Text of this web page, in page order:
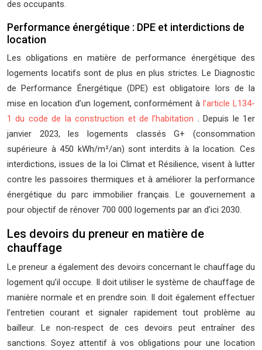
des occupants.
Performance énergétique : DPE et interdictions de
location
Les obligations en matière de performance énergétique des
logements locatifs sont de plus en plus strictes. Le Diagnostic
de Performance Énergétique (DPE) est obligatoire lors de la
mise en location d’un logement, conformément àl’article L134-
1 du code de la construction et de l’habitation . Depuis le 1er
janvier 2023, les logements classés G+ (consommation
supérieure à 450 kWh/m²/an) sont interdits à la location. Ces
interdictions, issues de la loi Climat et Résilience, visent à lutter
contre les passoires thermiques et à améliorer la performance
énergétique du parc immobilier français. Le gouvernement a
pour objectif de rénover 700 000 logements par an d’ici 2030.
Les devoirs du preneur en matière de
chauffage
Le preneur a également des devoirs concernant le chauffage du
logement qu’il occupe. Il doit utiliser le système de chauffage de
manière normale et en prendre soin. Il doit également effectuer
l’entretien courant et signaler rapidement tout problème au
bailleur. Le non-respect de ces devoirs peut entraîner des
sanctions. Soyez attentif à vos obligations pour une location